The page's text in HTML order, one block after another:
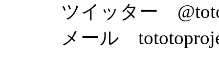
ツイッター
メール